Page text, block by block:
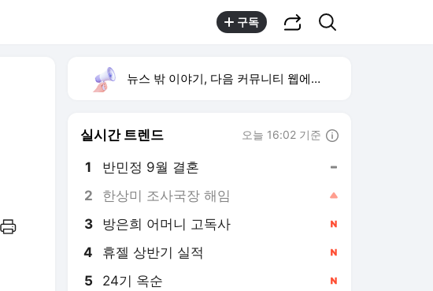
구독
뉴스 밖 이야기, 다음 커뮤니티 웹에서 보기
실시간 트렌드 오늘 16:02 기준
1 반민정 9월 결혼
2 한상미 조사국장 해임
3 방은희 어머니 고독사
4 휴젤 상반기 실적
5 24기 옥순